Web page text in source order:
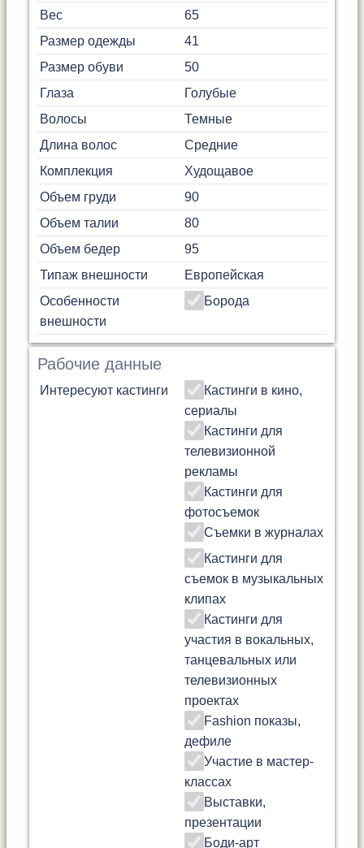
Вес
65
Размер одежды
41
Размер обуви
50
Глаза
Голубые
Волосы
Темные
Длина волос
Средние
Комплекция
Худощавое
Объем груди
90
Объем талии
80
Объем бедер
95
Типаж внешности
Европейская
Особенности
внешности
Борода
Рабочие данные
Интересуют кастинги
Кастинги в кино,
сериалы
Кастинги для
телевизионной
рекламы
Кастинги для
фотосъемок
Съемки в журналах
Кастинги для
съемок в музыкальных
клипах
Кастинги для
участия в вокальных,
танцевальных или
телевизионных
проектах
Fashion показы,
дефиле
Участие в мастер-
классах
Выставки,
презентации
Боди-арт